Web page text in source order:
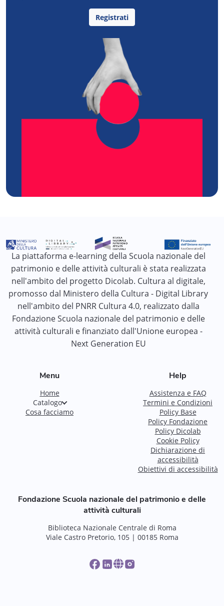
Registrati
La piattaforma e-learning della Scuola nazionale del
patrimonio e delle attività culturali è stata realizzata
nell'ambito del progetto Dicolab. Cultura al digitale,
promosso dal Ministero della Cultura - Digital Library
nell'ambito del PNRR Cultura 4.0, realizzato dalla
Fondazione Scuola nazionale del patrimonio e delle
attività culturali e finanziato dall'Unione europea -
Next Generation EU
Menu
Home
Catalogo
Cosa facciamo
Help
Assistenza e FAQ
Termini e Condizioni
Policy Base
Policy Fondazione
Policy Dicolab
Cookie Policy
Dichiarazione di
accessibilità
Obiettivi di accessibilità
Fondazione Scuola nazionale del patrimonio e delle
attività culturali
Biblioteca Nazionale Centrale di Roma
Viale Castro Pretorio, 105 | 00185 Roma